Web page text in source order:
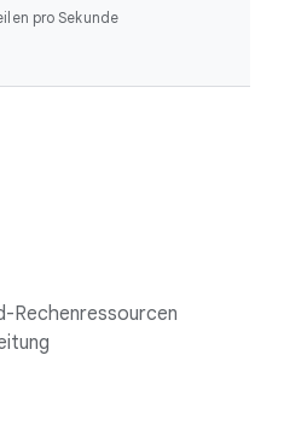
pro Sekunde
Rechenressourcen